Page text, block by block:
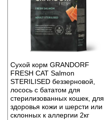
Сухой корм GRANDORF
FRESH CAT Salmon
STERILISED беззерновой,
лосось с бататом для
стерилизованных кошек, для
здоровья кожи и шерсти или
склонных к аллергии 2кг